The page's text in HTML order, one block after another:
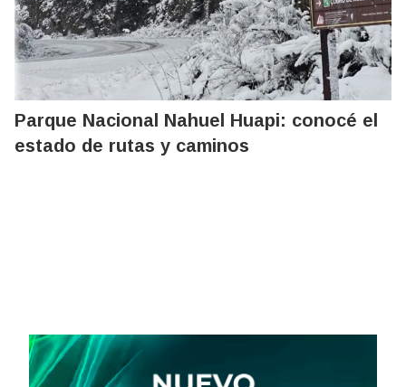
Parque Nacional Nahuel Huapi: conocé el
estado de rutas y caminos